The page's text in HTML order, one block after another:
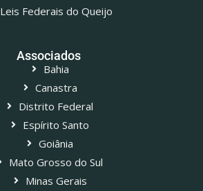
Leis Federais do Queijo
Associados
Bahia
Canastra
Distrito Federal
Espírito Santo
Goiânia
Mato Grosso do Sul
Minas Gerais